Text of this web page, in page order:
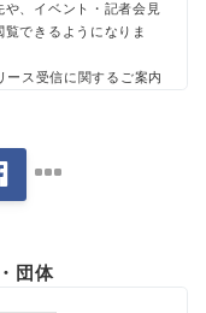
、イベント・記者会見
できるようになりま
ース受信に関するご案内
団体